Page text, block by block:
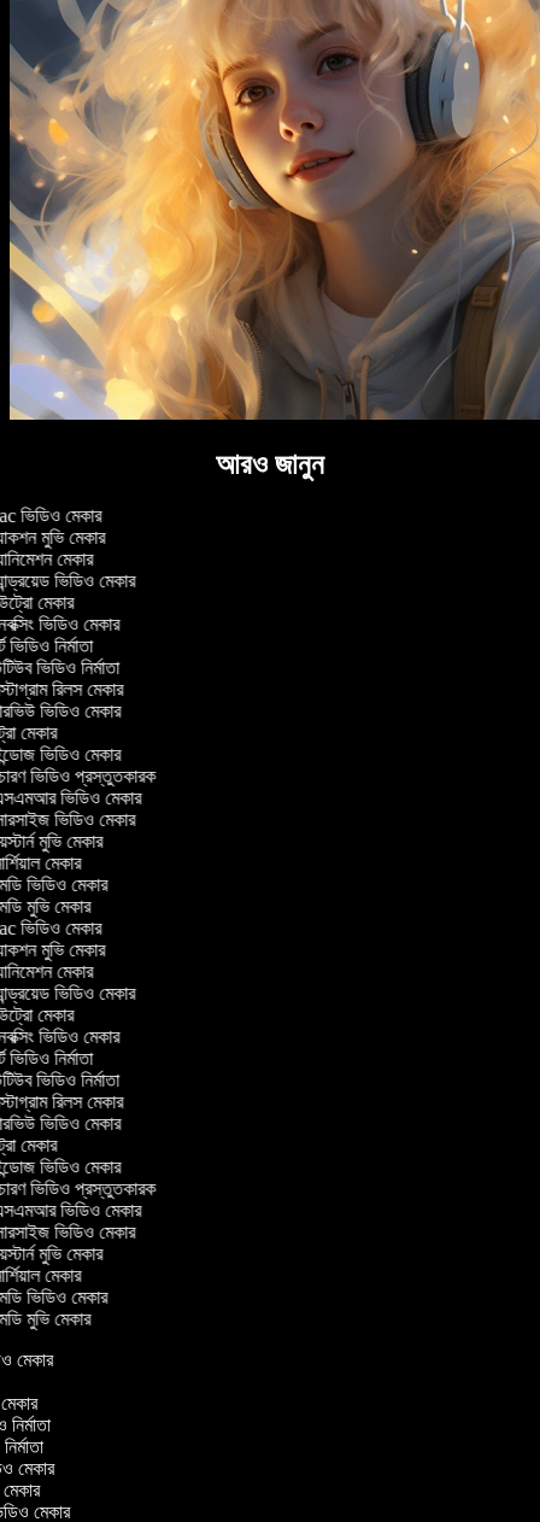
আরও জানুন
ভিডিও মেকার
মুভি মেকার
মেকার
ভিডিও মেকার
মেকার
ভিডিও মেকার
নির্মাতা
ভিডিও নির্মাতা
রিলস মেকার
ভিডিও মেকার
মেকার
ভিডিও মেকার
ভিডিও প্রস্তুতকারক
ভিডিও মেকার
ভিডিও মেকার
মুভি মেকার
মেকার
ভিডিও মেকার
মুভি মেকার
ভিডিও মেকার
মুভি মেকার
মেকার
ভিডিও মেকার
মেকার
ভিডিও মেকার
নির্মাতা
ভিডিও নির্মাতা
রিলস মেকার
ভিডিও মেকার
মেকার
ভিডিও মেকার
ভিডিও প্রস্তুতকারক
ভিডিও মেকার
ভিডিও মেকার
মুভি মেকার
মেকার
ভিডিও মেকার
মুভি মেকার
মেকার
নির্মাতা
মেকার
মেকার
মেকার